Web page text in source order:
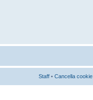
Staff • Cancella cookie